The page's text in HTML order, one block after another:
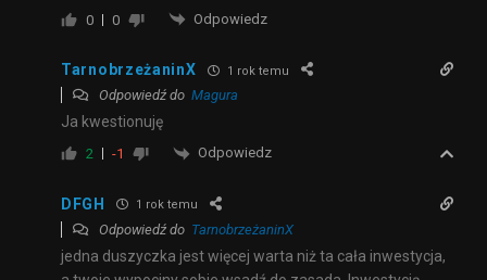
0 0 Odpowiedz
TarnobrzeżaninX 1 rok temu
Odpowiedź do Magura
Ja kwestionuję
2 -1 Odpowiedz
DFGH 1 rok temu
Odpowiedź do TarnobrzeżaninX
jedna duszyczka jest więcej warta niż ta cała inwestycja,